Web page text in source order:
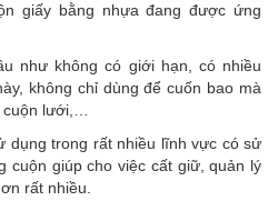
giấy bằng nhựa đang được ứng
như không có giới hạn, có nhiều
không chỉ dùng để cuốn bao mà
cuộn lưới,…
dụng trong rất nhiều lĩnh vực có sử
cuộn giúp cho việc cất giữ, quản lý
rất nhiều.